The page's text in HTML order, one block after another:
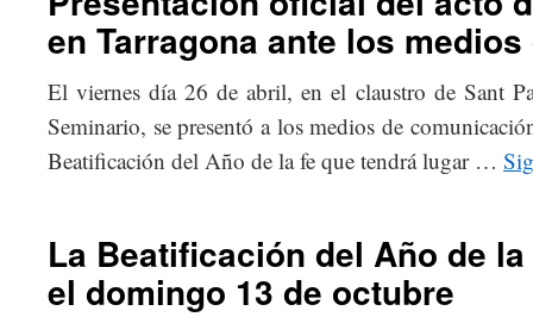
en Tarragona ante los
El viernes día 26 de abril, en el claustro de Sant
Seminario, se presentó a los medios de
Beatificación del Año de la fe que tendrá lugar …
La Beatificación del Año de
el domingo 13 de octubre